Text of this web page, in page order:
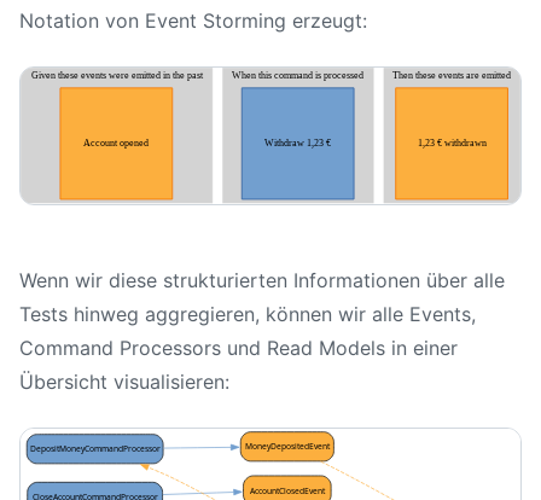
Notation von Event Storming erzeugt:
Wenn wir diese strukturierten Informationen über alle
Tests hinweg aggregieren, können wir alle Events,
Command Processors und Read Models in einer
Übersicht visualisieren: